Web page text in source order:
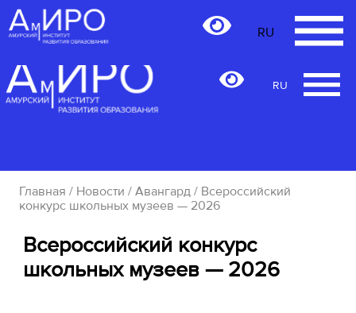
RU
RU
Главная / Новости /Авангард / Всероссийский
конкурс школьных музеев — 2026
Всероссийский конкурс
школьных музеев — 2026